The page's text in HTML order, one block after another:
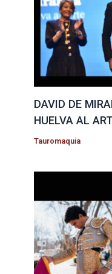
DAVID DE
HUELVA AL
Tauromaquia